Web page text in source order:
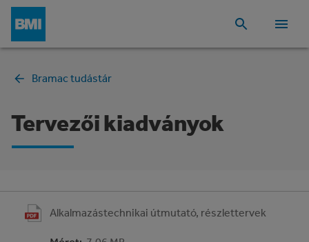
Bramac tudástár
Tervezői kiadványok
Alkalmazástechnikai útmutató, részlettervek